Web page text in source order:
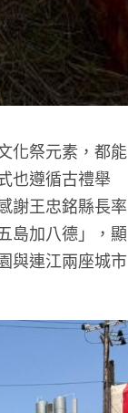
化祭元素，都能
也遵循古禮舉
謝王忠銘縣長率
島加八德」，顯
與連江兩座城市